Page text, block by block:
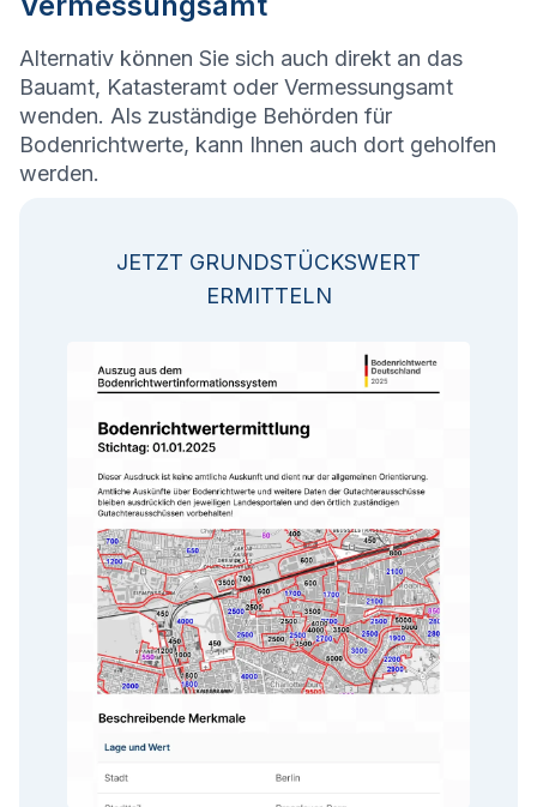
Alternativ können Sie sich auch direkt an das
Bauamt, Katasteramt oder Vermessungsamt
wenden. Als zuständige Behörden für
Bodenrichtwerte, kann Ihnen auch dort geholfen
werden.
JETZT GRUNDSTÜCKSWERT
ERMITTELN